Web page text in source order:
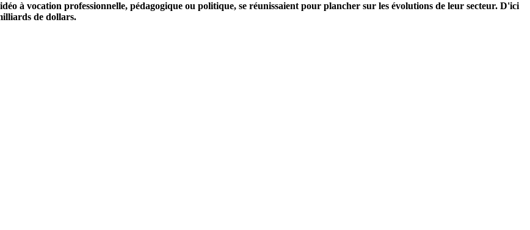
à vocation professionnelle, pédagogique ou politique, se réunissaient pour plancher sur les évolutions de leur secteur. D'ici
de dollars.